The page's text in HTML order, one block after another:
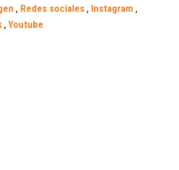
, Redes sociales , Instagram ,
, Youtube